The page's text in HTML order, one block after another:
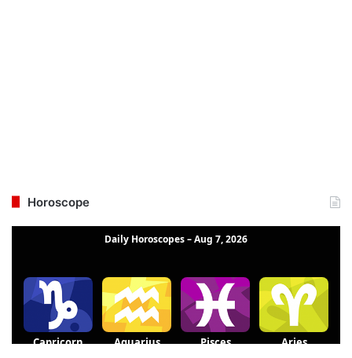
Horoscope